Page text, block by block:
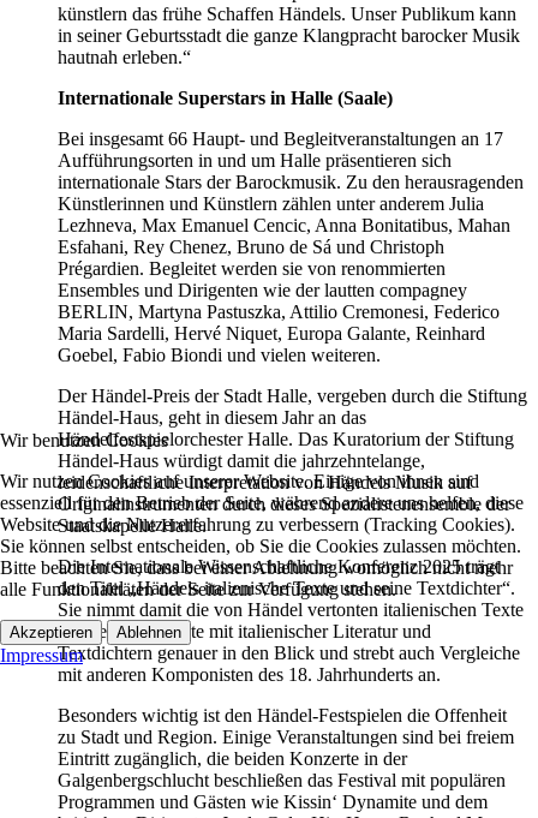
künstlern das frühe Schaffen Händels. Unser Publikum kann
in seiner Geburtsstadt die ganze Klangpracht barocker Musik
hautnah erleben.“
Internationale Superstars in Halle (Saale)
Bei insgesamt 66 Haupt- und Begleitveranstaltungen an 17
Aufführungsorten in und um Halle präsentieren sich
internationale Stars der Barockmusik. Zu den herausragenden
Künstlerinnen und Künstlern zählen unter anderem Julia
Lezhneva, Max Emanuel Cencic, Anna Bonitatibus, Mahan
Esfahani, Rey Chenez, Bruno de Sá und Christoph
Prégardien. Begleitet werden sie von renommierten
Ensembles und Dirigenten wie der lautten compagney
BERLIN, Martyna Pastuszka, Attilio Cremonesi, Federico
Maria Sardelli, Hervé Niquet, Europa Galante, Reinhard
Goebel, Fabio Biondi und vielen weiteren.
Der Händel-Preis der Stadt Halle, vergeben durch die Stiftung
Händel-Haus, geht in diesem Jahr an das
Händelfestspielorchester Halle. Das Kuratorium der Stiftung
Händel-Haus würdigt damit die jahrzehntelange,
leidenschaftliche Interpretation von Händels Musik auf
Originalinstrumenten durch dieses Spezialistenensemble der
Staatskapelle Halle.
Die Internationale Wissenschaftliche Konferenz 2025 trägt
den Titel „Händels italienische Texte und seine Textdichter“.
Sie nimmt damit die von Händel vertonten italienischen Texte
und seine Kontakte mit italienischer Literatur und
Textdichtern genauer in den Blick und strebt auch Vergleiche
mit anderen Komponisten des 18. Jahrhunderts an.
Besonders wichtig ist den Händel-Festspielen die Offenheit
zu Stadt und Region. Einige Veranstaltungen sind bei freiem
Eintritt zugänglich, die beiden Konzerte in der
Galgenbergschlucht beschließen das Festival mit populären
Programmen und Gästen wie Kissin‘ Dynamite und dem
Wir benutzen Cookies
Wir nutzen Cookies auf unserer Website. Einige von ihnen sind
essenziell für den Betrieb der Seite, während andere uns helfen, diese
Website und die Nutzererfahrung zu verbessern (Tracking Cookies).
Sie können selbst entscheiden, ob Sie die Cookies zulassen möchten.
Bitte beachten Sie, dass bei einer Ablehnung womöglich nicht mehr
alle Funktionalitäten der Seite zur Verfügung stehen.
Akzeptieren Ablehnen
Impressum